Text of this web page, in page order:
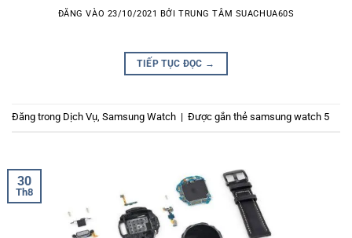
ĐĂNG VÀO 23/10/2021 BỞITRUNG TÂM SUACHUA60S
TIẾP TỤC ĐỌC →
Đăng trong Dịch Vụ, Samsung Watch | Được gắn thẻ samsung watch 5
30
Th8